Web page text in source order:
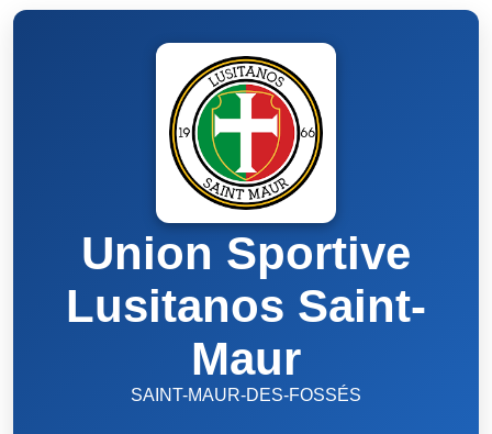
Union Sportive
Lusitanos Saint-
Maur
SAINT-MAUR-DES-FOSSÉS